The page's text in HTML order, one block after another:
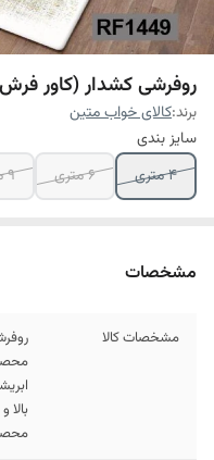
روفرشی کشدار (کاور فرش)
برند:کالای خواب متین
سایز بندی
4 متری
6 متری 9 متری
مشخصات
مشخصات کالا